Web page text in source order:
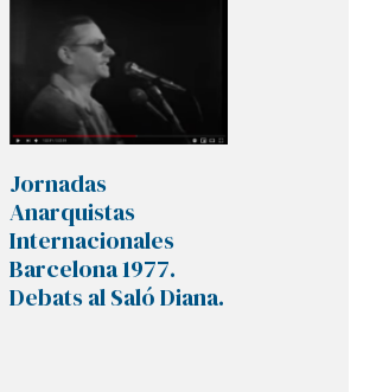
Jornadas
Anarquistas
Internacionales
Barcelona 1977.
Debats al Saló Diana.